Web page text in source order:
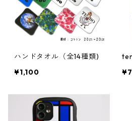
ハンドタオル（全14種類)
¥1,100